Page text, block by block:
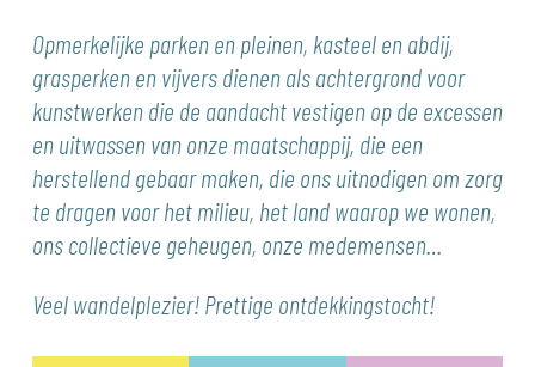
Opmerkelijke parken en pleinen, kasteel en abdij,
grasperken en vijvers dienen als achtergrond voor
kunstwerken die de aandacht vestigen op de excessen
en uitwassen van onze maatschappij, die een
herstellend gebaar maken, die ons uitnodigen om zorg
te dragen voor het milieu, het land waarop we wonen,
ons collectieve geheugen, onze medemensen…
Veel wandelplezier! Prettige ontdekkingstocht!